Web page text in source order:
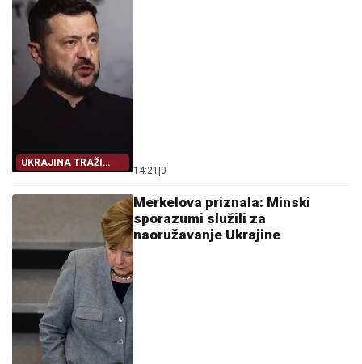
UKRAJINA TRAŽI
IZLAZ
14:21 0
Merkelova priznala: Minski
sporazumi služili za
naoružavanje Ukrajine